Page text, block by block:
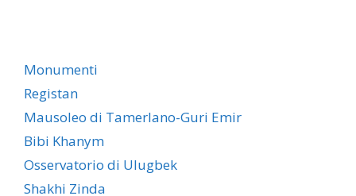
Monumenti
Registan
Mausoleo di Tamerlano-Guri Emir
Bibi Khanym
Osservatorio di Ulugbek
Shakhi Zinda